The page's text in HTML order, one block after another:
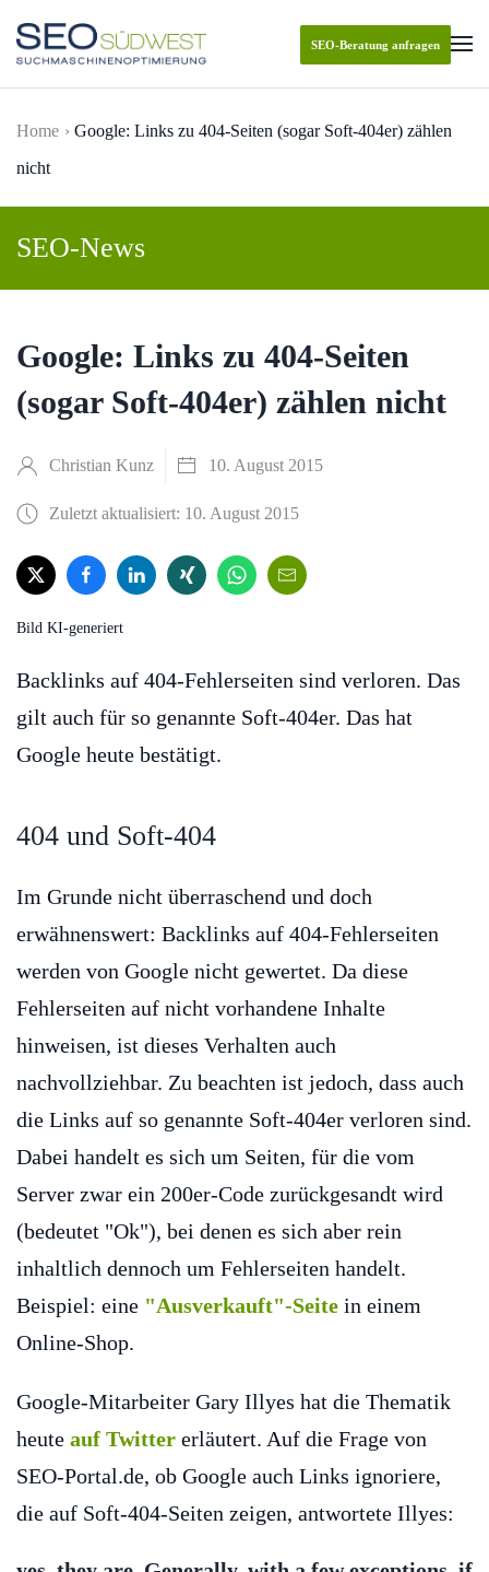
Skip to main content
SEO-Beratung anfragen
Home
Google: Links zu 404-Seiten (sogar Soft-404er) zählen
nicht
SEO-News
Google: Links zu 404-Seiten
(sogar Soft-404er) zählen nicht
Christian Kunz 10. August 2015
Zuletzt aktualisiert: 10. August 2015
Bild KI-generiert
Backlinks auf 404-Fehlerseiten sind verloren. Das
gilt auch für so genannte Soft-404er. Das hat
Google heute bestätigt.
404 und Soft-404
Im Grunde nicht überraschend und doch
erwähnenswert: Backlinks auf 404-Fehlerseiten
werden von Google nicht gewertet. Da diese
Fehlerseiten auf nicht vorhandene Inhalte
hinweisen, ist dieses Verhalten auch
nachvollziehbar. Zu beachten ist jedoch, dass auch
die Links auf so genannte Soft-404er verloren sind.
Dabei handelt es sich um Seiten, für die vom
Server zwar ein 200er-Code zurückgesandt wird
(bedeutet "Ok"), bei denen es sich aber rein
inhaltlich dennoch um Fehlerseiten handelt.
Beispiel: eine "Ausverkauft"-Seite in einem
Online-Shop.
Google-Mitarbeiter Gary Illyes hat die Thematik
heute auf Twitter erläutert. Auf die Frage von
SEO-Portal.de, ob Google auch Links ignoriere,
die auf Soft-404-Seiten zeigen, antwortete Illyes: